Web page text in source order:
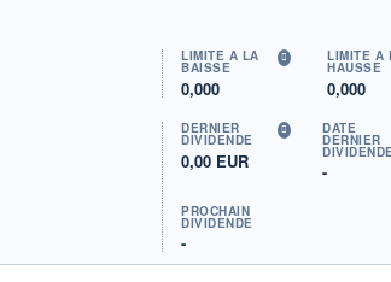
LIMITE À LA
BAISSE
0,000
LIMITE À
HAUSSE
0,000
DERNIER
DIVIDENDE
0,00 EUR
DATE
DERNIER
-
PROCHAIN
DIVIDENDE
-